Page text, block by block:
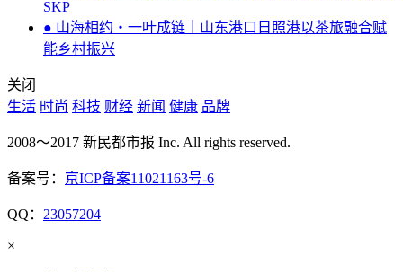
SKP
● 山海相约・一叶成链｜山东港口日照港以茶旅融合赋
能乡村振兴
关闭
生活 时尚 科技 财经 新闻 健康 品牌
2008～2017 新民都市报 Inc. All rights reserved.
备案号： 京ICP备案11021163号-6
QQ： 23057204
×